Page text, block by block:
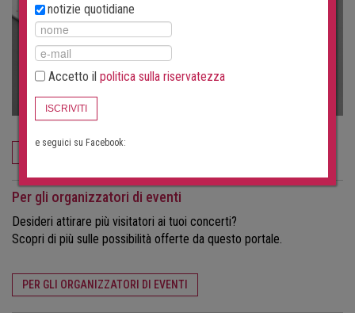
ORDINA ORA
Per gli organizzatori di eventi
Desideri attirare più visitatori ai tuoi concerti?
Scopri di più sulle possibilità offerte da questo portale.
PER GLI ORGANIZZATORI DI EVENTI
notizie quotidiane
Accetto il politica sulla riservatezza
ISCRIVITI
e seguici su Facebook: